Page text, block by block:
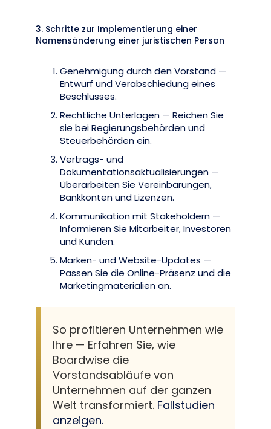
3. Schritte zur Implementierung einer
Namensänderung einer juristischen Person
Genehmigung durch den Vorstand —
Entwurf und Verabschiedung eines
Beschlusses.
Rechtliche Unterlagen — Reichen Sie
sie bei Regierungsbehörden und
Steuerbehörden ein.
Vertrags- und
Dokumentationsaktualisierungen —
Überarbeiten Sie Vereinbarungen,
Bankkonten und Lizenzen.
Kommunikation mit Stakeholdern —
Informieren Sie Mitarbeiter, Investoren
und Kunden.
Marken- und Website-Updates —
Passen Sie die Online-Präsenz und die
Marketingmaterialien an.
So profitieren Unternehmen wie
Ihre — Erfahren Sie, wie
Boardwise die
Vorstandsabläufe von
Unternehmen auf der ganzen
Welt transformiert. Fallstudien
anzeigen.